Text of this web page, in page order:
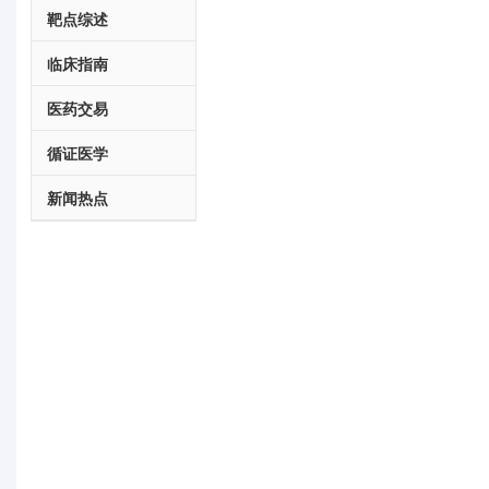
靶点综述
临床指南
医药交易
循证医学
新闻热点